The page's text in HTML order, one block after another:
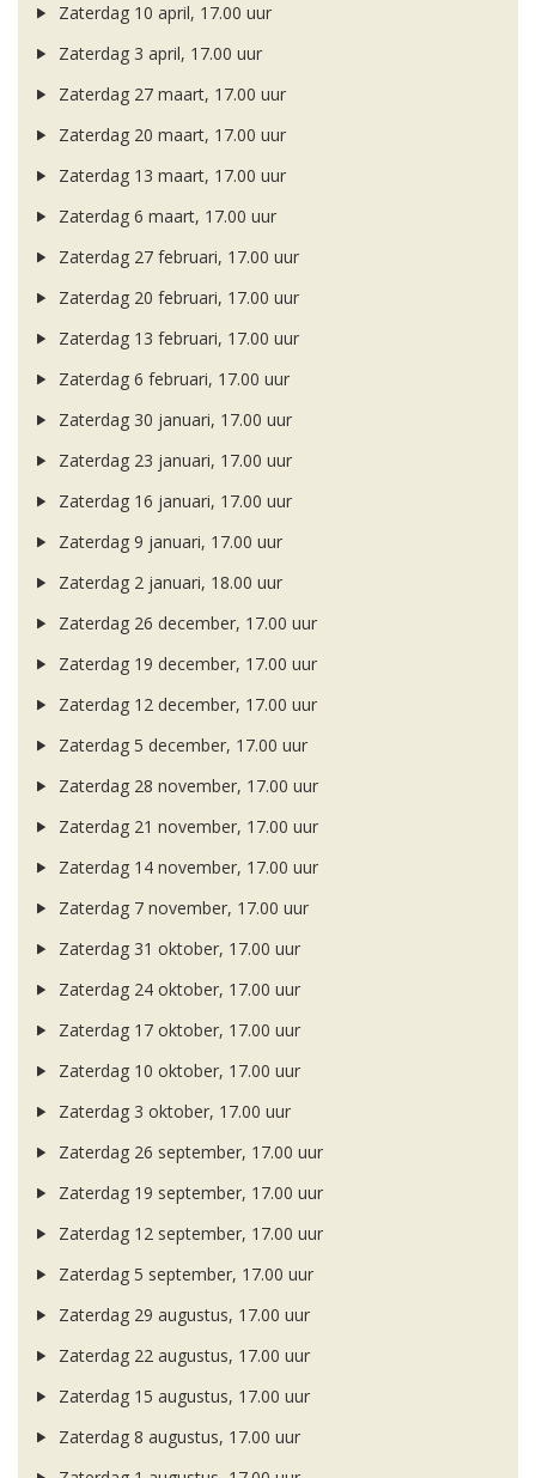
Zaterdag 10 april, 17.00 uur
Zaterdag 3 april, 17.00 uur
Zaterdag 27 maart, 17.00 uur
Zaterdag 20 maart, 17.00 uur
Zaterdag 13 maart, 17.00 uur
Zaterdag 6 maart, 17.00 uur
Zaterdag 27 februari, 17.00 uur
Zaterdag 20 februari, 17.00 uur
Zaterdag 13 februari, 17.00 uur
Zaterdag 6 februari, 17.00 uur
Zaterdag 30 januari, 17.00 uur
Zaterdag 23 januari, 17.00 uur
Zaterdag 16 januari, 17.00 uur
Zaterdag 9 januari, 17.00 uur
Zaterdag 2 januari, 18.00 uur
Zaterdag 26 december, 17.00 uur
Zaterdag 19 december, 17.00 uur
Zaterdag 12 december, 17.00 uur
Zaterdag 5 december, 17.00 uur
Zaterdag 28 november, 17.00 uur
Zaterdag 21 november, 17.00 uur
Zaterdag 14 november, 17.00 uur
Zaterdag 7 november, 17.00 uur
Zaterdag 31 oktober, 17.00 uur
Zaterdag 24 oktober, 17.00 uur
Zaterdag 17 oktober, 17.00 uur
Zaterdag 10 oktober, 17.00 uur
Zaterdag 3 oktober, 17.00 uur
Zaterdag 26 september, 17.00 uur
Zaterdag 19 september, 17.00 uur
Zaterdag 12 september, 17.00 uur
Zaterdag 5 september, 17.00 uur
Zaterdag 29 augustus, 17.00 uur
Zaterdag 22 augustus, 17.00 uur
Zaterdag 15 augustus, 17.00 uur
Zaterdag 8 augustus, 17.00 uur